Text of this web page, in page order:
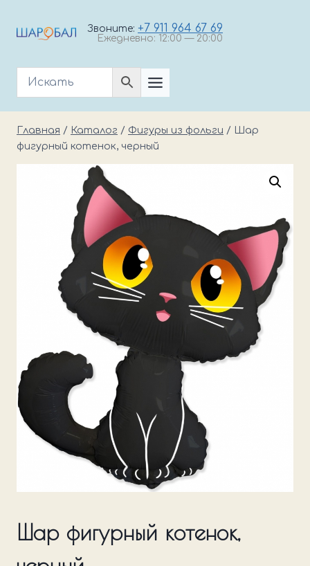
Звоните: +7 911 964 67 69
Ежедневно: 12:00 — 20:00
Главная / Каталог / Фигуры из фольги /
Шар
фигурный котенок, черный
Шар фигурный котенок,